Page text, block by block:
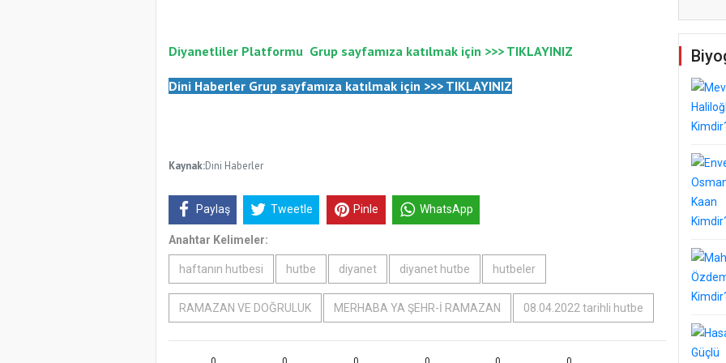
Diyanetliler Platformu Grup sayfamıza katılmak için >>> TIKLAYINIZ
Dini Haberler Grup sayfamıza katılmak için >>> TIKLAYINIZ
Kaynak:Dini Haberler
Paylaş Tweetle Pinle WhatsApp
Anahtar Kelimeler:
haftanın hutbesi hutbe diyanet diyanet hutbe hutbeler
RAMAZAN VE DOĞRULUK MERHABA YA ŞEHR-İ RAMAZAN 08.04.2022 tarihli hutbe